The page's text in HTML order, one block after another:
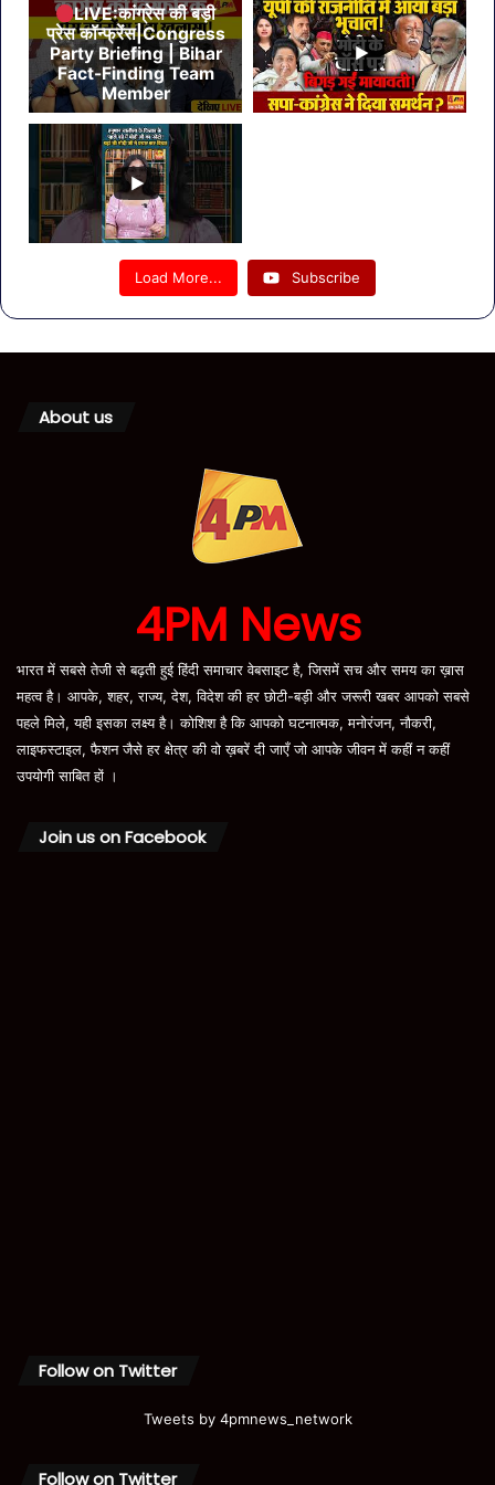
LIVE:कांग्रेस की बड़ी
प्रेस कॉन्फ्रेंस|Congress
Party Briefing | Bihar
Fact-Finding Team
Member
Load More... Subscribe
About us
4PM News
भारत में सबसे तेजी से बढ़ती हुई हिंदी समाचार वेबसाइट है, जिसमें सच और समय का ख़ास
महत्व है। आपके, शहर, राज्य, देश, विदेश की हर छोटी-बड़ी और जरूरी खबर आपको सबसे
पहले मिले, यही इसका लक्ष्य है। कोशिश है कि आपको घटनात्मक, मनोरंजन, नौकरी,
लाइफस्टाइल, फैशन जैसे हर क्षेत्र की वो ख़बरें दी जाएँ जो आपके जीवन में कहीं न कहीं
उपयोगी साबित हों ।
Join us on Facebook
Follow on Twitter
Tweets by 4pmnews_network
Follow on Twitter